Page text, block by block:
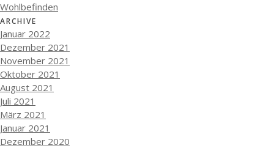
Wohlbefinden
ARCHIVE
Januar 2022
Dezember 2021
November 2021
Oktober 2021
August 2021
Juli 2021
März 2021
Januar 2021
Dezember 2020